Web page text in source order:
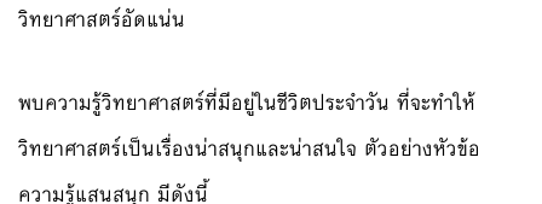
วิทยาศาสตร์อัดแน่น
พบความรู้วิทยาศาสตร์ที่มีอยู่ในชีวิตประจำวัน ที่จะทำให้
วิทยาศาสตร์เป็นเรื่องน่าสนุกและน่าสนใจ ตัวอย่างหัวข้อ
ความรู้แสนสนุก มีดังนี้